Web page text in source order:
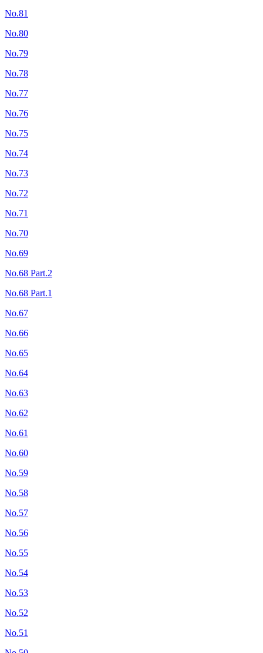
No.81
No.80
No.79
No.78
No.77
No.76
No.75
No.74
No.73
No.72
No.71
No.70
No.69
No.68 Part.2
No.68 Part.1
No.67
No.66
No.65
No.64
No.63
No.62
No.61
No.60
No.59
No.58
No.57
No.56
No.55
No.54
No.53
No.52
No.51